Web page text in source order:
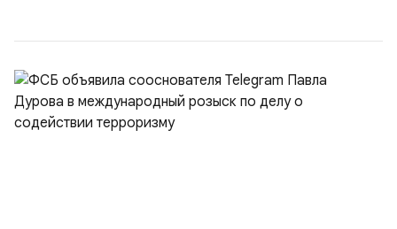
договора, предоставлении государственных и